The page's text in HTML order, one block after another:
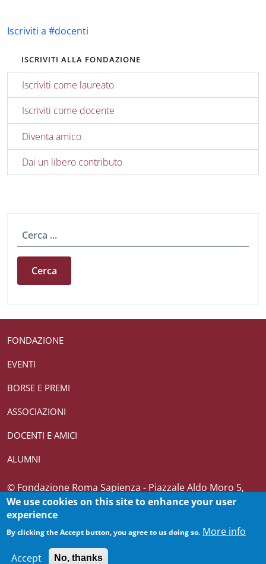
Iscriviti a #docenti
ISCRIVITI ALLA FONDAZIONE
Iscriviti come laureato
Iscriviti come docente
Diventa amico
Dai un libero contributo
Cerca
FONDAZIONE
EVENTI
BORSE E PREMI
ASSOCIAZIONI
DOCENTI E AMICI
ALUMNI
Credits
© Fondazione Roma Sapienza - Piazzale Aldo Moro 5,
00185 Roma T (+39) 06 4969 0362-0361 CF 10082271007
We use cookies on this site to enhance your user
experience
By clicking the Accept button, you agree to us doing so. More info
Accept No, thanks